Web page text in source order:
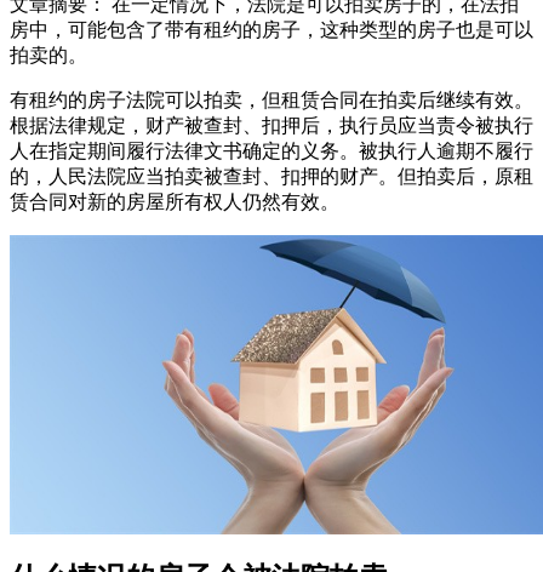
房中，可能包含了带有租约的房子，这种类型的房子也是可以
拍卖的。
有租约的房子法院可以拍卖，但租赁合同在拍卖后继续有效。
根据法律规定，财产被查封、扣押后，执行员应当责令被执行
人在指定期间履行法律文书确定的义务。被执行人逾期不履行
的，人民法院应当拍卖被查封、扣押的财产。但拍卖后，原租
赁合同对新的房屋所有权人仍然有效。